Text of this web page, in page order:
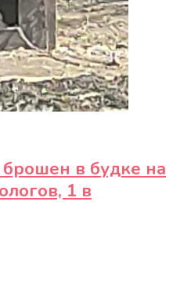
в будке на
1 в